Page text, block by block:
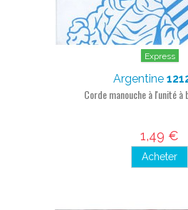
Express
Argentine
Corde manouche à l'unité à
1,49 €
Acheter